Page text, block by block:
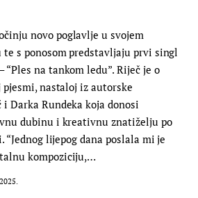
novo poglavlje u svojem
s ponosom predstavljaju prvi singl
“Ples na tankom ledu”. Riječ je o
nastaloj iz autorske
i Darka Rundeka koja donosi
dubinu i kreativnu znatiželju po
“Jednog lijepog dana poslala mi je
kompoziciju,…